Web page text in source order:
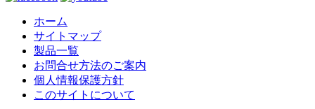
ホーム
サイトマップ
製品一覧
お問合せ方法のご案内
個人情報保護方針
このサイトについて